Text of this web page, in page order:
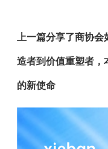
上一篇分享了商协
造者到价值重塑者，
的新使命